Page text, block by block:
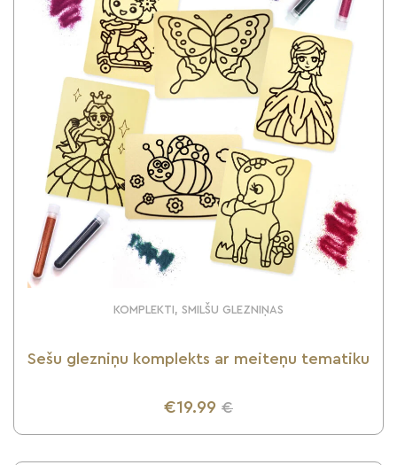
KOMPLEKTI, SMILŠU GLEZNIŅAS
Sešu glezniņu komplekts ar meiteņu tematiku
€19.99 €
UZZINI VAIRĀK